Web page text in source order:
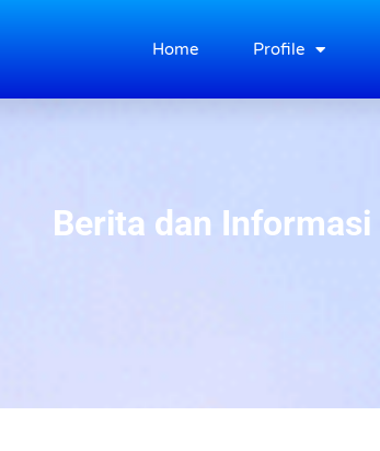
Home Profile
Berita dan Informasi